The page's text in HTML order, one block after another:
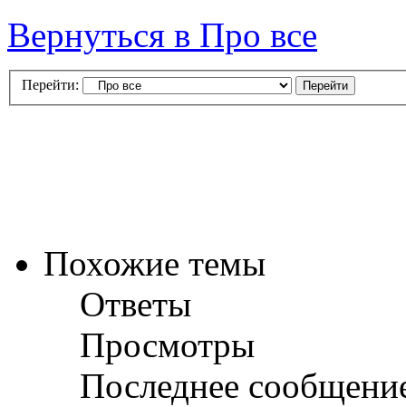
Вернуться в Про все
Перейти:
Похожие темы
Ответы
Просмотры
Последнее